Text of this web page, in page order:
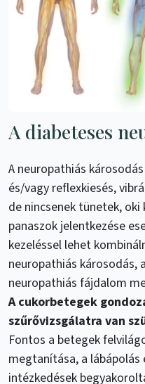
A diabeteses
A neuropathiás
és/vagy reflexkiesés,
de nincsenek tünetek,
panaszok jelentkezése
kezeléssel lehet
neuropathiás károsodás,
neuropathiás fájdalom
A cukorbetegek
szűrővizsgálatra van
Fontos a betegek
megtanítása, a
intézkedések